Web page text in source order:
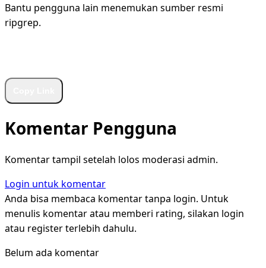
Bantu pengguna lain menemukan sumber resmi
ripgrep.
Komentar Pengguna
Komentar tampil setelah lolos moderasi admin.
Login untuk komentar
Anda bisa membaca komentar tanpa login. Untuk
menulis komentar atau memberi rating, silakan login
atau register terlebih dahulu.
Belum ada komentar